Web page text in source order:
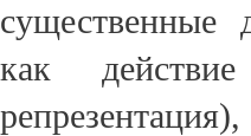
существенные
как
репрезентация),